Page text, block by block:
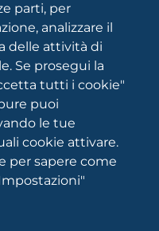
parti, per
analizzare il
delle attività di
Se prosegui la
tutti i cookie"
puoi
le tue
cookie attivare.
per sapere come
Partita IVA: